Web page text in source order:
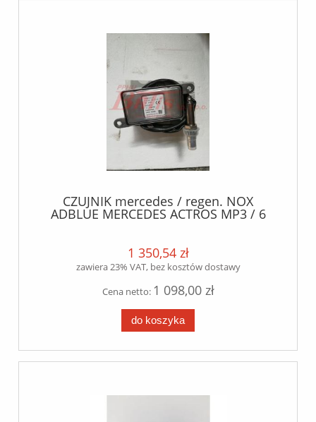
CZUJNIK mercedes / regen. NOX
ADBLUE MERCEDES ACTROS MP3 / 6
1 350,54 zł
zawiera 23% VAT, bez kosztów dostawy
Cena netto: 1 098,00 zł
do koszyka